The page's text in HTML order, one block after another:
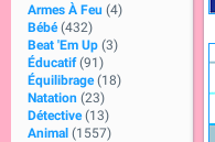
Armes À Feu (4)
Bébé (432)
Beat 'Em Up (3)
Éducatif (91)
Équilibrage (18)
Natation (23)
Détective (13)
Animal (1557)